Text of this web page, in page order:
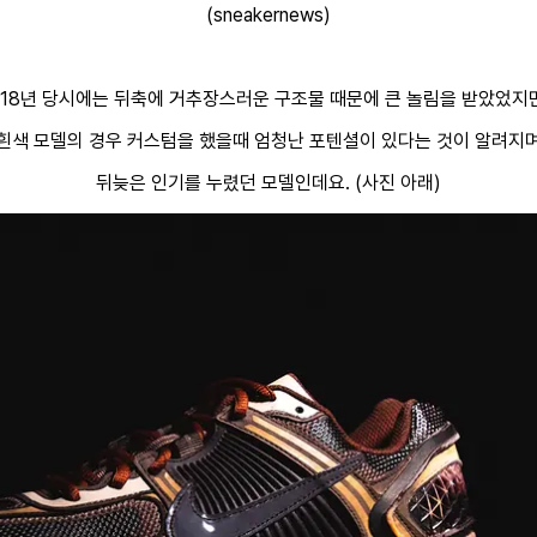
(sneakernews)
년 당시에는 뒤축에 거추장스러운 구조물 때문에 큰 놀림을 받았었지
색 모델의 경우 커스텀을 했을때 엄청난 포텐셜이 있다는 것이 알려지
뒤늦은 인기를 누렸던 모델인데요. (사진 아래)